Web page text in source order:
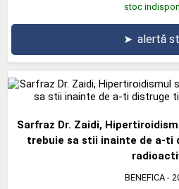
stoc
➤ alertă
Sarfraz Dr. Zaidi,
trebuie sa stii inainte de a-ti
BENEFICA-